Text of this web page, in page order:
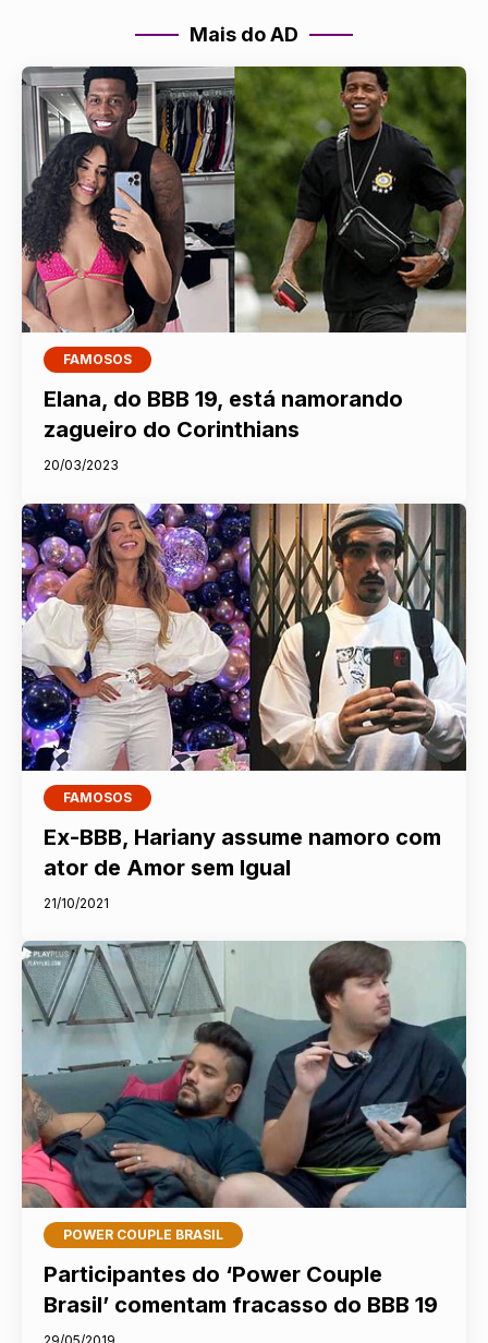
Mais do AD
FAMOSOS
Elana, do BBB 19, está namorando
zagueiro do Corinthians
20/03/2023
FAMOSOS
Ex-BBB, Hariany assume namoro com
ator de Amor sem Igual
21/10/2021
POWER COUPLE BRASIL
Participantes do ‘Power Couple
Brasil’ comentam fracasso do BBB 19